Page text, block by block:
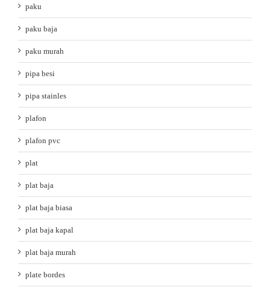
paku
paku baja
paku murah
pipa besi
pipa stainles
plafon
plafon pvc
plat
plat baja
plat baja biasa
plat baja kapal
plat baja murah
plate bordes